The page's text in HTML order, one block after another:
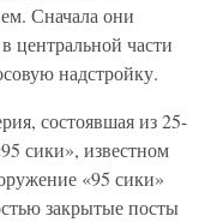
Сначала они
центральной части
надстройку.
состоявшая из 25-
сики», известном
«95 сики»
закрытые посты